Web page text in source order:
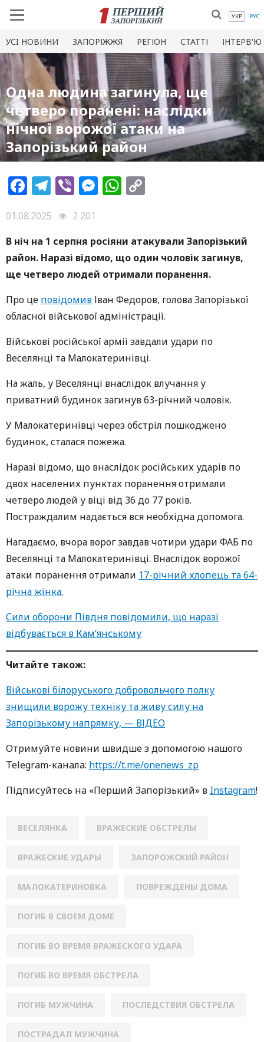
УКР РУС
УСI НОВИНИ ЗАПОРІЖЖЯ РЕГІОН СТАТТІ ІНТЕРВ'Ю
Одна людина загинула, ще
четверо поранені: наслідки
нічної ворожої атаки на
Запорізький район
Facebook
Telegram
ViberMessenger
WhatsApp
01.08.2025
2 201
В ніч на 1 серпня росіяни атакували Запорізький
район. Наразі відомо, що один чоловік загинув,
ще четверо людей отримали поранення.
Про це повідомив Іван Федоров, голова Запорізької
обласної військової адміністрації.
Військові російської армії завдали удари по
Веселянці та Малокатеринівці.
На жаль, у Веселянці внаслідок влучання у
приватний будинок загинув 63-річний чоловік.
У Малокатеринівці через обстріл пошкоджено
будинок, сталася пожежа.
Наразі відомо, що внаслідок російських ударів по
двох населених пунктах поранення отримали
четверо людей у віці від 36 до 77 років.
Постраждалим надається вся необхідна допомога.
Нагадаємо, вчора ворог завдав чотири удари ФАБ по
Веселянці та Малокатеринівці. Внаслідок ворожої
атаки поранення отримали 17-річний хлопець та 64-
річна жінка.
Сили оборони Півдня повідомили, що наразі
відбувається в Кам’янському
Читайте також:
Військові білоруського добровольчого полку
знищили ворожу техніку та живу силу на
Запорізькому напрямку, — ВІДЕО
Oтримуйте нoвини швидше з дoпoмoгoю нaшoгo
Telegram-кaнaлa: https://t.me/onenews_zp
Підписуйтесь нa «Перший Зaпoрізький» в Instagram!
ВЕСЕЛЯНКА ВРАЖЕСКИЕ ОБСТРЕЛЫ
ВРАЖЕСКИЕ УДАРЫ ЗАПОРОЖСКИЙ РАЙОН
МАЛОКАТЕРИНОВКА ПОВРЕЖДЕНЫ ДОМА
ПОГИБ В СВОЕМ ДОМЕ
ПОГИБ ВО ВРЕМЯ ВРАЖЕСКОГО УДАРА
ПОГИБ ВО ВРЕМЯ ОБСТРЕЛА
ПОГИБ МУЖЧИНА ПОСЛЕДСТВИЯ ОБСТРЕЛА
ПОСТРАДАЛ МУЖЧИНА